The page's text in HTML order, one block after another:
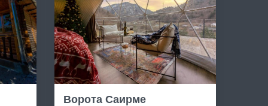
Ворота Саирме